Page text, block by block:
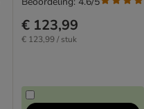
€ 123,99
€ 123,99 / stuk